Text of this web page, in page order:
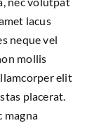
lacus
neque vel
mollis
elit
placerat.
magna